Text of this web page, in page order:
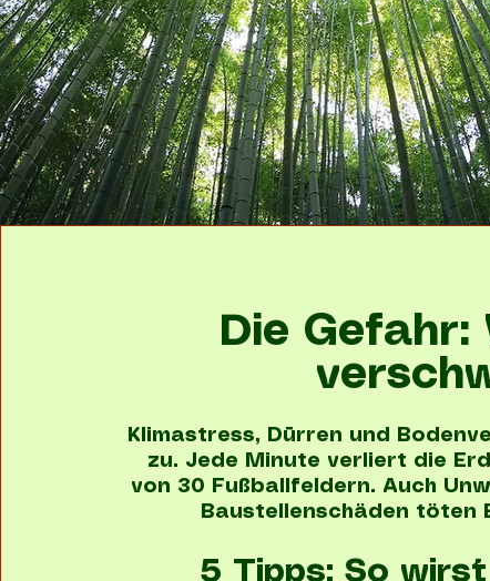
Die Gefahr:
Klimastress, Dürren und
zu. Jede Minute verliert die
von 30 Fußballfeldern. Auch
Baustellenschäden töten
5 Tipps: So